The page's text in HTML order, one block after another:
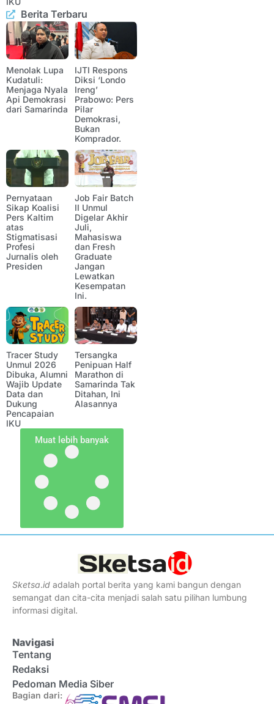
Berita Terbaru
Menolak Lupa
Kudatuli:
Menjaga Nyala
Api Demokrasi
dari Samarinda
IJTI Respons
Diksi ‘Londo
Ireng’
Prabowo: Pers
Pilar
Demokrasi,
Bukan
Komprador.
Pernyataan
Sikap Koalisi
Pers Kaltim
atas
Stigmatisasi
Profesi
Jurnalis oleh
Presiden
Job Fair Batch
II Unmul
Digelar Akhir
Juli,
Mahasiswa
dan Fresh
Graduate
Jangan
Lewatkan
Kesempatan
Ini.
Tracer Study
Unmul 2026
Dibuka, Alumni
Wajib Update
Data dan
Dukung
Pencapaian
IKU
Tersangka
Penipuan Half
Marathon di
Samarinda Tak
Ditahan, Ini
Alasannya
Muat lebih banyak
Sketsa.id adalah portal berita yang kami bangun dengan
semangat dan cita-cita menjadi salah satu pilihan lumbung
informasi digital.
Navigasi
Tentang
Redaksi
Pedoman Media Siber
Bagian dari: